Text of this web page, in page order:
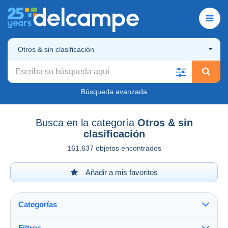
Otros & sin clasificación
Búsqueda avanzada
Busca en la categoría Otros & sin
clasificación
161.637 objetos encontrados
Añadir a mis favoritos
Categorías